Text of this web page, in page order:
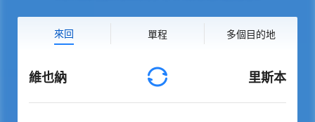
來回 單程 多個目的地
維也納 里斯本